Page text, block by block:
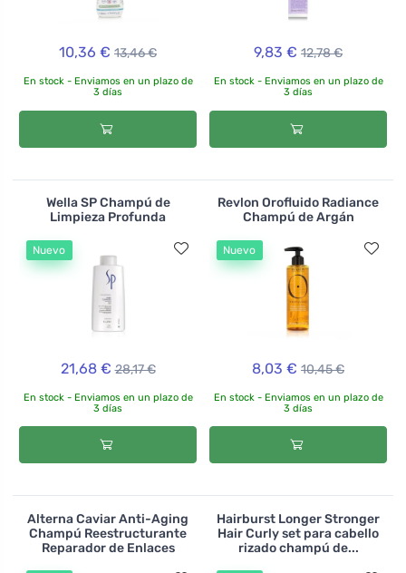
10,36 € 13,46 €
En stock - Enviamos en un plazo de
3 días
9,83 € 12,78 €
En stock - Enviamos en un plazo de
3 días
Wella SP Champú de
Limpieza Profunda
Nuevo
21,68 € 28,17 €
En stock - Enviamos en un plazo de
3 días
Revlon Orofluido Radiance
Champú de Argán
Nuevo
8,03 € 10,45 €
En stock - Enviamos en un plazo de
3 días
Alterna Caviar Anti-Aging
Champú Reestructurante
Reparador de Enlaces
Hairburst Longer Stronger
Hair Curly set para cabello
rizado champú de...